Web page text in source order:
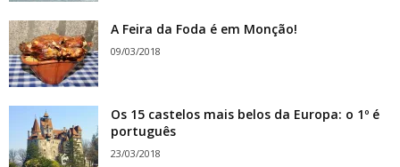
A Feira da Foda é em Monção!
09/03/2018
Os 15 castelos mais belos da Europa: o 1º é
português
23/03/2018